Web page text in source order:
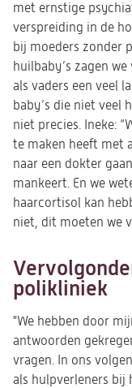
met ernstige
verspreiding in de
bij moeders zonder
huilbaby’s zagen
als vaders een veel
baby’s die niet veel
niet precies. Ineke:
te maken heeft met
naar een dokter
mankeert. En we
haarcortisol kan
niet, dit moeten we
polikliniek
"We hebben door
antwoorden
vragen. In ons
als hulpverleners bij